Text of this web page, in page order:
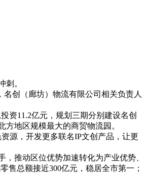
刺。
创（廊坊）物流有限公司相关负责人
资11.2亿元，规划三期分别建设名创
地区规模最大的商贸物流园。
源，开发更多联名IP文创产品，让更
推动区位优势加速转化为产业优势、
售总额接近300亿元，稳居全市第一；